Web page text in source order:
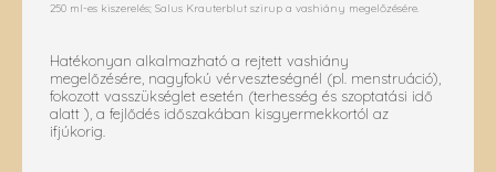
250 ml-es kiszerelés; Salus Krauterblut szirup a vashiány megelőzésére.
Hatékonyan alkalmazható a rejtett vashiány
megelőzésére, nagyfokú vérveszteségnél (pl. menstruáció),
fokozott vasszükséglet esetén (terhesség és szoptatási idő
alatt ), a fejlődés időszakában kisgyermekkortól az
ifjúkorig.